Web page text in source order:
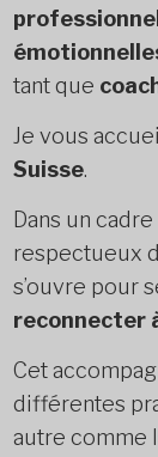
tant que
Je vous
Suisse.
Dans un
respectueux
s’ouvre pour
reconnecter
Cet
différentes
autre comme